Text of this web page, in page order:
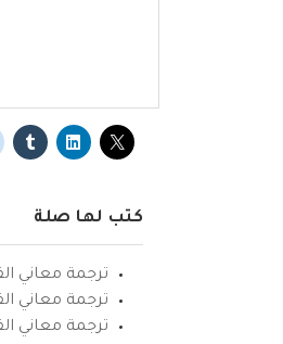
كتب لها صلة
ترجمة معاني
ترجمة معاني
ترجمة معاني